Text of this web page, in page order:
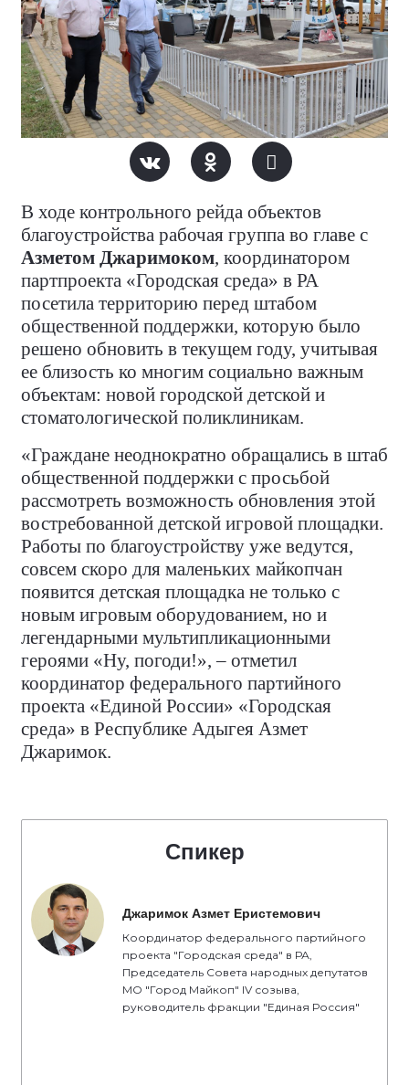
В ходе контрольного рейда объектов
благоустройства рабочая группа во главе с
Азметом Джаримоком, координатором
партпроекта «Городская среда» в РА
посетила территорию перед штабом
общественной поддержки, которую было
решено обновить в текущем году, учитывая
ее близость ко многим социально важным
объектам: новой городской детской и
стоматологической поликлиникам.
«Граждане неоднократно обращались в штаб
общественной поддержки с просьбой
рассмотреть возможность обновления этой
востребованной детской игровой площадки.
Работы по благоустройству уже ведутся,
совсем скоро для маленьких майкопчан
появится детская площадка не только с
новым игровым оборудованием, но и
легендарными мультипликационными
героями «Ну, погоди!», – отметил
координатор федерального партийного
проекта «Единой России» «Городская
среда» в Республике Адыгея Азмет
Джаримок.
Спикер
Джаримок Азмет Еристемович
Координатор федерального партийного
проекта "Городская среда" в РА,
Председатель Совета народных депутатов
МО "Город Майкоп" IV созыва,
руководитель фракции "Единая Россия"